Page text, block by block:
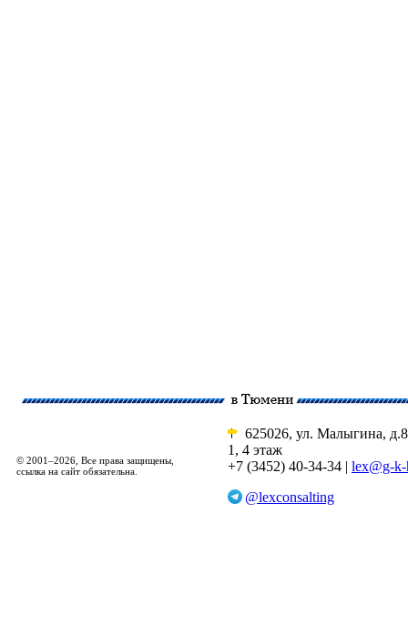
© 2001–2026, Все права защищены,
ссылка на сайт обязательна.
625026, ул. Малыгина,
1, 4 этаж
+7 (3452) 40-34-34 | lex@g-
@lexconsalting